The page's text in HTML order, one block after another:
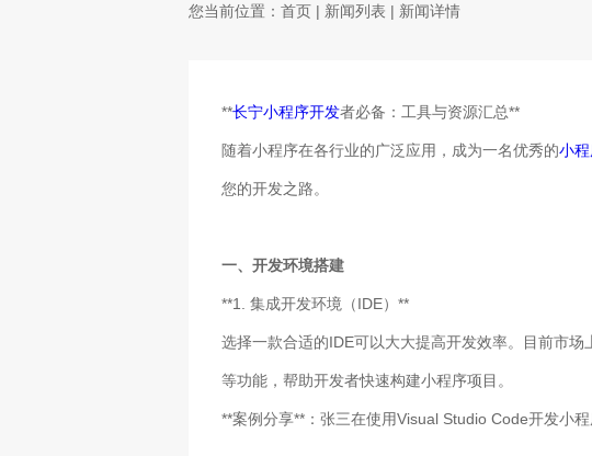
您当前位置： 首页 | 新闻列表 | 新闻详情
**长宁小程序开发者必备：工具与资源汇总**
随着小程序在各行业的广泛应用，成为一名优秀的小
您的开发之路。
一、开发环境搭建
**1. 集成开发环境（IDE）**
选择一款合适的IDE可以大大提高开发效率。目前市
等功能，帮助开发者快速构建小程序项目。
**案例分享**：张三在使用Visual Studio Code开发小